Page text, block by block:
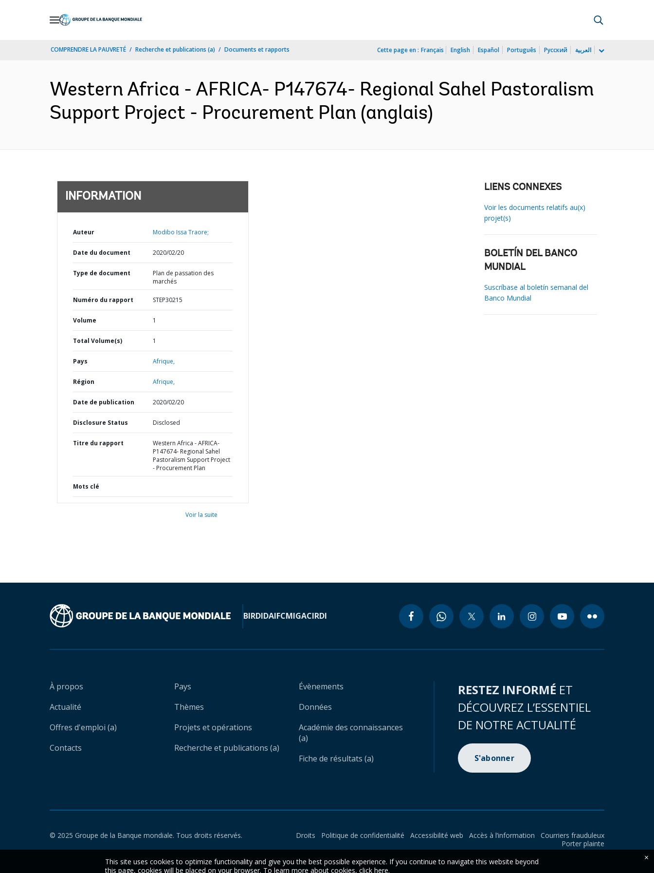
COMPRENDRE LA PAUVRETÉ Recherche et publications (a) Documents et rapports Cette page en : Français English Español Português Русский العربية
Western Africa - AFRICA- P147674- Regional Sahel Pastoralism
Support Project - Procurement Plan (anglais)
INFORMATION
Auteur Modibo Issa Traore;
Date du document 2020/02/20
Type de document
Plan de passation des
marchés
Numéro du rapport STEP30215
Volume 1
Total Volume(s) 1
Pays Afrique,
Région Afrique,
Date de publication 2020/02/20
Disclosure Status Disclosed
Titre du rapport
Western Africa - AFRICA-
P147674- Regional Sahel
Pastoralism Support Project
- Procurement Plan
Mots clé
Voir la suite
LIENS CONNEXES
Voir les documents relatifs au(x)
projet(s)
BOLETÍN DEL BANCO
MUNDIAL
Suscríbase al boletín semanal del
Banco Mundial
BIRDIDAIFCMIGACIRDI
À propos
Actualité
Offres d'emploi (a)
Contacts
Pays
Thèmes
Projets et opérations
Recherche et publications (a)
Évènements
Données
Académie des connaissances
(a)
Fiche de résultats (a)
RESTEZ INFORMÉ ET
DÉCOUVREZ L’ESSENTIEL
DE NOTRE ACTUALITÉ
S'abonner
© 2025 Groupe de la Banque mondiale. Tous droits réservés. Droits Politique de confidentialité Accessibilité web Accès à l’information
Courriers frauduleux
Porter plainte
This site uses cookies to optimize functionality and give you the best possible experience. If you continue to navigate this website beyond
this page, cookies will be placed on your browser. To learn more about cookies, click here.
×